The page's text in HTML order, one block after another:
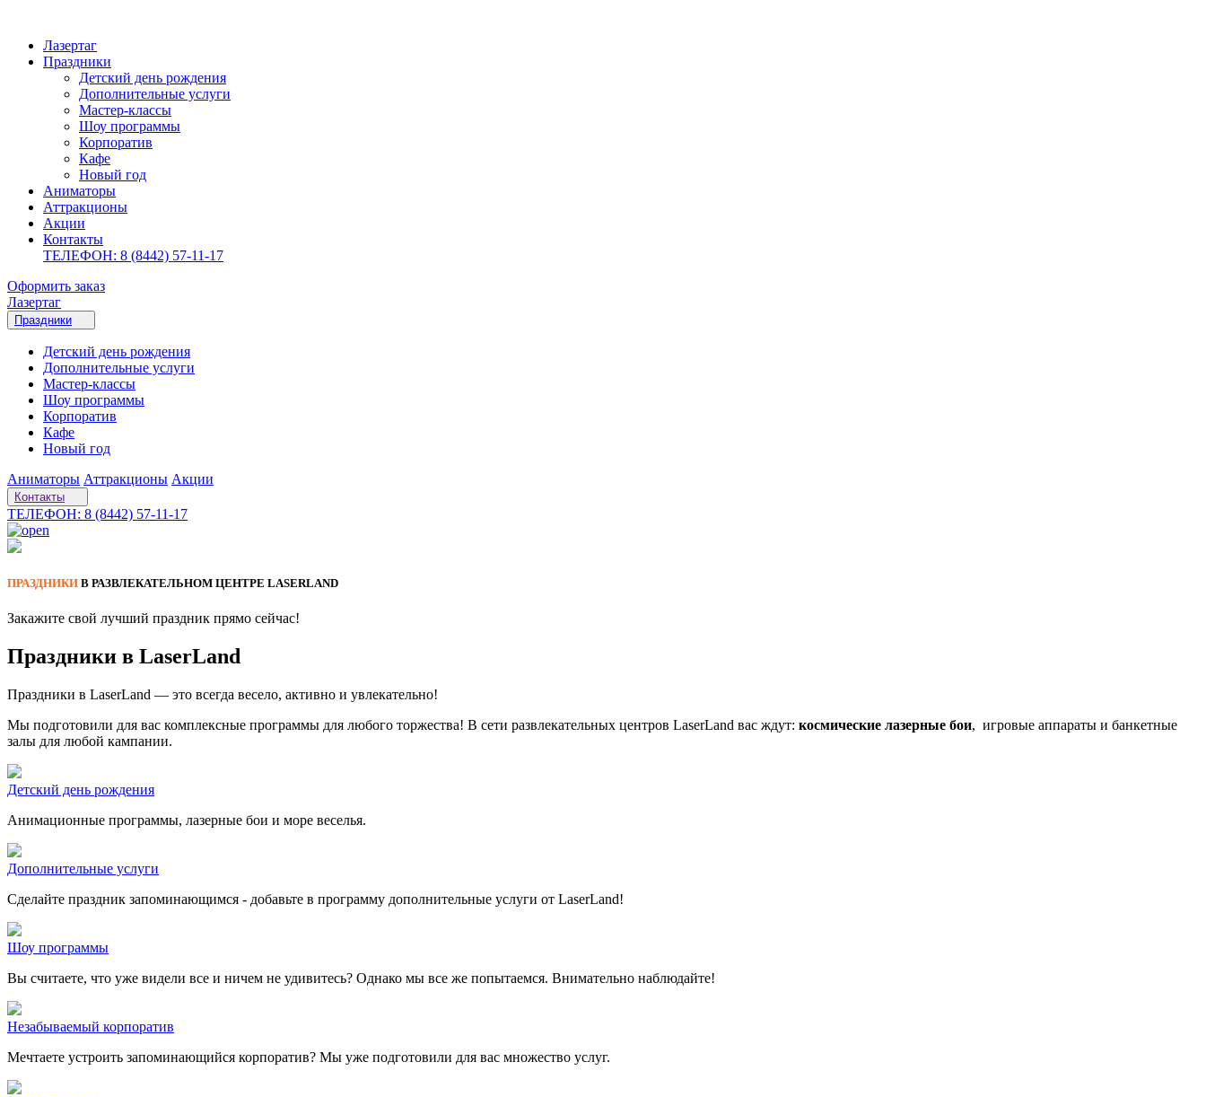
Лазертаг
Праздники
Детский день рождения
Дополнительные услуги
Мастер-классы
Шоу программы
Корпоратив
Кафе
Новый год
Аниматоры
Аттракционы
Акции
Контакты
ТЕЛЕФОН: 8 (8442) 57-11-17
Оформить заказ
Лазертаг
Праздники
Детский день рождения
Дополнительные услуги
Мастер-классы
Шоу программы
Корпоратив
Кафе
Новый год
Аниматоры Аттракционы Акции
Контакты
ТЕЛЕФОН: 8 (8442) 57-11-17
ПРАЗДНИКИ В РАЗВЛЕКАТЕЛЬНОМ ЦЕНТРЕ LASERLAND
Закажите свой лучший праздник прямо сейчас!
Праздники в LaserLand
Праздники в LaserLand — это всегда весело, активно и увлекательно!
Мы подготовили для вас комплексные программы для любого торжества! В сети развлекательных центров LaserLand вас ждут: космические лазерные бои, игровые аппараты и банкетные
залы для любой кампании.
Детский день рождения
Анимационные программы, лазерные бои и море веселья.
Дополнительные услуги
Сделайте праздник запоминающимся - добавьте в программу дополнительные услуги от LaserLand!
Шоу программы
Вы считаете, что уже видели все и ничем не удивитесь? Однако мы все же попытаемся. Внимательно наблюдайте!
Незабываемый корпоратив
Мечтаете устроить запоминающийся корпоратив? Мы уже подготовили для вас множество услуг.